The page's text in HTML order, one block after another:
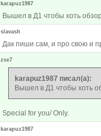
karapuz1987
Вышел в Д1 чтобы хоть
slavash
Дак пиши сам, и про свою и
zse7
karapuz1987 писал(а):
Вышел в Д1 чтобы хоть
Special for you/ Only.
karapuz1987